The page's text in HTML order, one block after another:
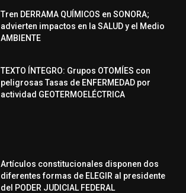
Tren DERRAMA QUÍMICOS en SONORA;
advierten impactos en la SALUD y el Medio
AMBIENTE
TEXTO ÍNTEGRO: Grupos OTOMÍES con
peligrosas Tasas de ENFERMEDAD por
actividad GEOTERMOELÉCTRICA
Artículos constitucionales disponen dos
diferentes formas de ELEGIR al presidente
del PODER JUDICIAL FEDERAL